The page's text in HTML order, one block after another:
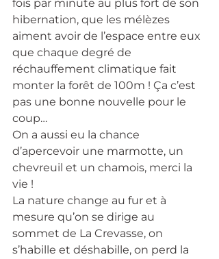
fois par minute au plus fort de son
hibernation, que les mélèzes
aiment avoir de l’espace entre eux
que chaque degré de
réchauffement climatique fait
monter la forêt de 100m ! Ça c’est
pas une bonne nouvelle pour le
coup…
On a aussi eu la chance
d’apercevoir une marmotte, un
chevreuil et un chamois, merci la
vie !
La nature change au fur et à
mesure qu’on se dirige au
sommet de La Crevasse, on
s’habille et déshabille, on perd la